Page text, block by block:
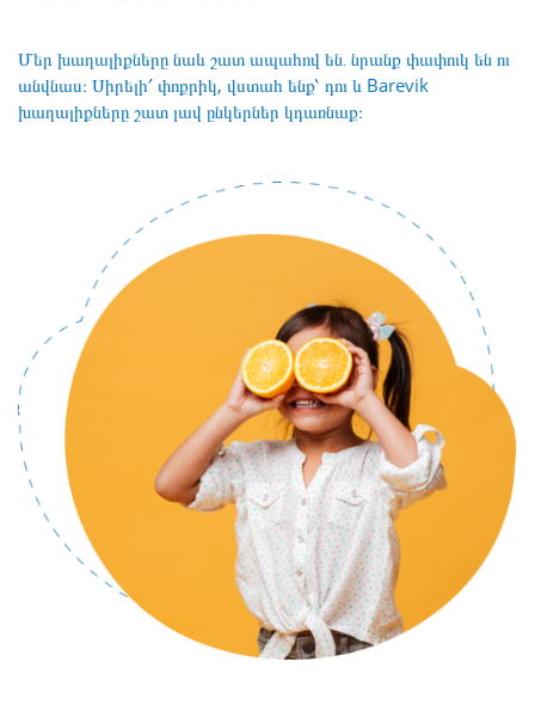
Մեր խաղալիքները նաև շատ ապահով են․ նրանք փափուկ են ու
անվնաս։ Սիրելի՛ փոքրիկ, վստահ ենք՝ դու և Barevik
խաղալիքները շատ լավ ընկերներ կդառնաք։